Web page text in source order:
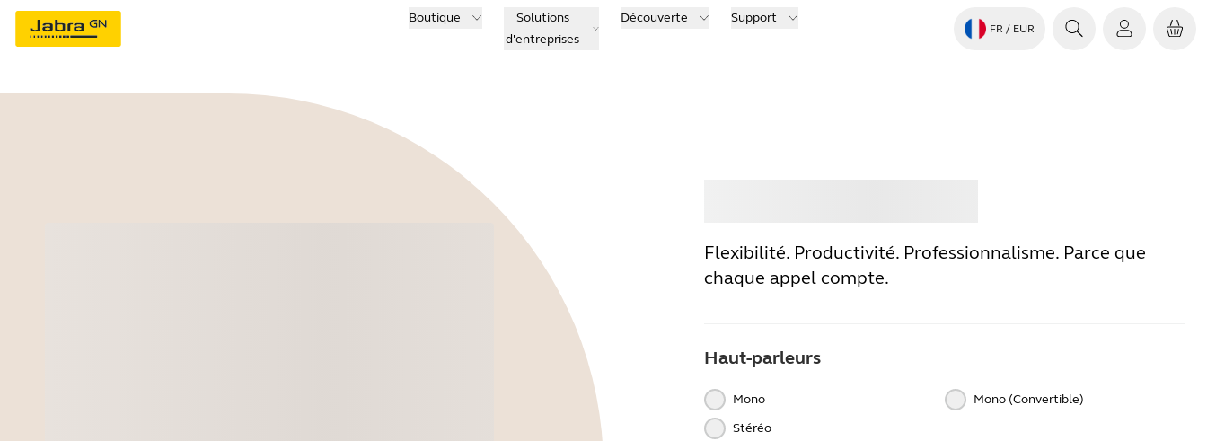
Boutique
Solutions
d'entreprises
Découverte Support
FR / EUR
Flexibilité. Productivité. Professionnalisme. Parce que
chaque appel compte.
Haut-parleurs
Mono
Mono (Convertible)
Stéréo